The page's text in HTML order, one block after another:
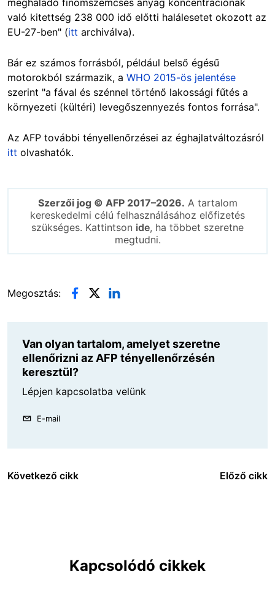
meghaladó finomszemcsés anyag koncentrációnak
való kitettség 238 000 idő előtti halálesetet okozott az
EU-27-ben" (itt archiválva).
Bár ez számos forrásból, például belső égésű
motorokból származik, a WHO 2015-ös jelentése
szerint "a fával és szénnel történő lakossági fűtés a
környezeti (kültéri) levegőszennyezés fontos forrása".
Az AFP további tényellenőrzései az éghajlatváltozásról
itt olvashatók.
Szerzői jog © AFP 2017–2026. A tartalom
kereskedelmi célú felhasználásához előfizetés
szükséges. Kattintson ide, ha többet szeretne
megtudni.
Megosztás:
Van olyan tartalom, amelyet szeretne
ellenőrizni az AFP tényellenőrzésén
keresztül?
Lépjen kapcsolatba velünk
E-mail
Következő cikk Előző cikk
Kapcsolódó cikkek